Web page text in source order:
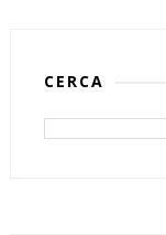
CERCA